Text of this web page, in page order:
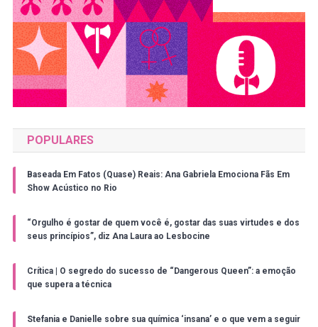
POPULARES
Baseada Em Fatos (Quase) Reais: Ana Gabriela Emociona Fãs Em
Show Acústico no Rio
“Orgulho é gostar de quem você é, gostar das suas virtudes e dos
seus princípios”, diz Ana Laura ao Lesbocine
Crítica | O segredo do sucesso de “Dangerous Queen”: a emoção
que supera a técnica
Stefania e Danielle sobre sua química ‘insana’ e o que vem a seguir